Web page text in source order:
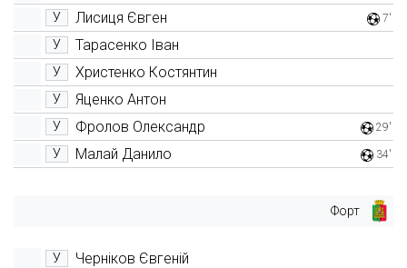
У Лисиця Євген 7'
У Тарасенко Іван
У Христенко Костянтин
У Яценко Антон
У Фролов Олександр 29'
У Малай Данило 34'
Форт
У Черніков Євгеній